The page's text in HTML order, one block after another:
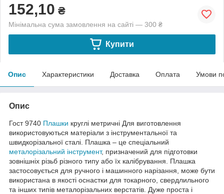
152,10 ₴
Мінімальна сума замовлення на сайті — 300 ₴
Купити
Опис Характеристики Доставка Оплата Умови
Опис
Гост 9740 Плашки круглі метричні Для виготовлення
використовуються матеріали з інструментальної та
швидкорізальної сталі. Плашка – це спеціальний
металорізальний інструмент, призначений для підготовки
зовнішніх різьб різного типу або їх калібрування. Плашка
застосовується для ручного і машинного нарізання, може бути
використана в якості оснастки для токарного, свердлильного
та інших типів металорізальних верстатів. Дуже проста і